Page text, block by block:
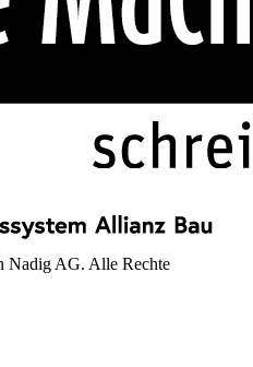
Nadig AG. Alle Rechte